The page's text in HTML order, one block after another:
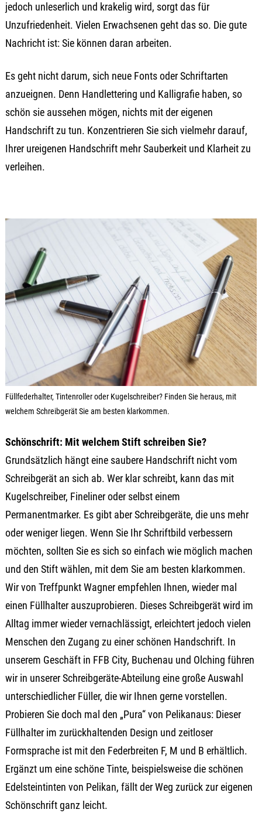
jedoch unleserlich und krakelig wird, sorgt das für
Unzufriedenheit. Vielen Erwachsenen geht das so. Die gute
Nachricht ist: Sie können daran arbeiten.
Es geht nicht darum, sich neue Fonts oder Schriftarten
anzueignen. Denn Handlettering und Kalligrafie haben, so
schön sie aussehen mögen, nichts mit der eigenen
Handschrift zu tun. Konzentrieren Sie sich vielmehr darauf,
Ihrer ureigenen Handschrift mehr Sauberkeit und Klarheit zu
verleihen.
Füllfederhalter, Tintenroller oder Kugelschreiber? Finden Sie heraus, mit
welchem Schreibgerät Sie am besten klarkommen.
Schönschrift: Mit welchem Stift schreiben Sie?
Grundsätzlich hängt eine saubere Handschrift nicht vom
Schreibgerät an sich ab. Wer klar schreibt, kann das mit
Kugelschreiber, Fineliner oder selbst einem
Permanentmarker. Es gibt aber Schreibgeräte, die uns mehr
oder weniger liegen. Wenn Sie Ihr Schriftbild verbessern
möchten, sollten Sie es sich so einfach wie möglich machen
und den Stift wählen, mit dem Sie am besten klarkommen.
Wir von Treffpunkt Wagner empfehlen Ihnen, wieder mal
einen Füllhalter auszuprobieren. Dieses Schreibgerät wird im
Alltag immer wieder vernachlässigt, erleichtert jedoch vielen
Menschen den Zugang zu einer schönen Handschrift. In
unserem Geschäft in FFB City, Buchenau und Olching führen
wir in unserer Schreibgeräte-Abteilung eine große Auswahl
unterschiedlicher Füller, die wir Ihnen gerne vorstellen.
Probieren Sie doch mal den „Pura“ von Pelikanaus: Dieser
Füllhalter im zurückhaltenden Design und zeitloser
Formsprache ist mit den Federbreiten F, M und B erhältlich.
Ergänzt um eine schöne Tinte, beispielsweise die schönen
Edelsteintinten von Pelikan, fällt der Weg zurück zur eigenen
Schönschrift ganz leicht.